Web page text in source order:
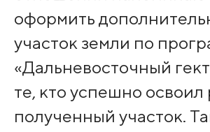
оформить
участок земли по
«Дальневосточный
те, кто успешно освоил
полученный участок.